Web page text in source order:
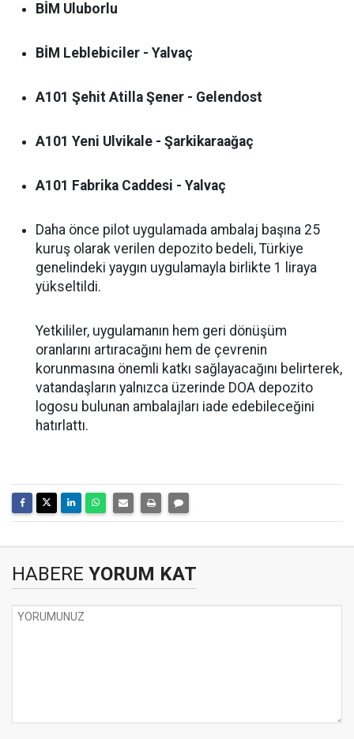
BİM Uluborlu
BİM Leblebiciler - Yalvaç
A101 Şehit Atilla Şener - Gelendost
A101 Yeni Ulvikale - Şarkikaraağaç
A101 Fabrika Caddesi - Yalvaç
Daha önce pilot uygulamada ambalaj başına 25
kuruş olarak verilen depozito bedeli, Türkiye
genelindeki yaygın uygulamayla birlikte 1 liraya
yükseltildi.
Yetkililer, uygulamanın hem geri dönüşüm
oranlarını artıracağını hem de çevrenin
korunmasına önemli katkı sağlayacağını belirterek,
vatandaşların yalnızca üzerinde DOA depozito
logosu bulunan ambalajları iade edebileceğini
hatırlattı.
HABERE YORUM KAT